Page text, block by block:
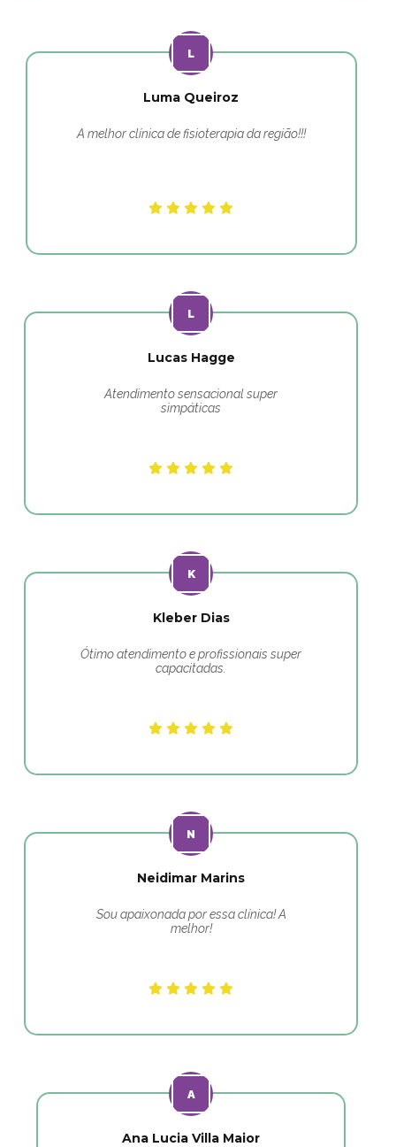
Luma Queiroz
A melhor clínica de fisioterapia da região!!!
Lucas Hagge
Atendimento sensacional super
simpáticas
Kleber Dias
Ótimo atendimento e profissionais super
capacitadas.
Neidimar Marins
Sou apaixonada por essa clínica! A
melhor!
Ana Lucia Villa Maior